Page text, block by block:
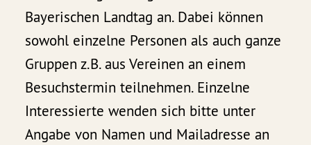
Bayerischen Landtag an. Dabei können
sowohl einzelne Personen als auch ganze
Gruppen z.B. aus Vereinen an einem
Besuchstermin teilnehmen. Einzelne
Interessierte wenden sich bitte unter
Angabe von Namen und Mailadresse an